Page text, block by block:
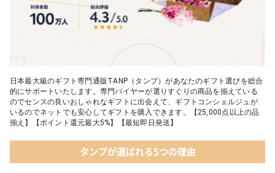
日本最大級のギフト専門通販TANP（タンプ）があなたのギフト選びを総合
的にサポートいたします。専門バイヤーが選りすぐりの商品を揃えている
のでセンスの良いおしゃれなギフトに出会えて、ギフトコンシェルジュが
いるのでネットでも安心してギフトを購入できます。【25,000点以上の品
揃え】【ポイント還元最大5%】【最短即日発送】
タンプが選ばれる5つの理由